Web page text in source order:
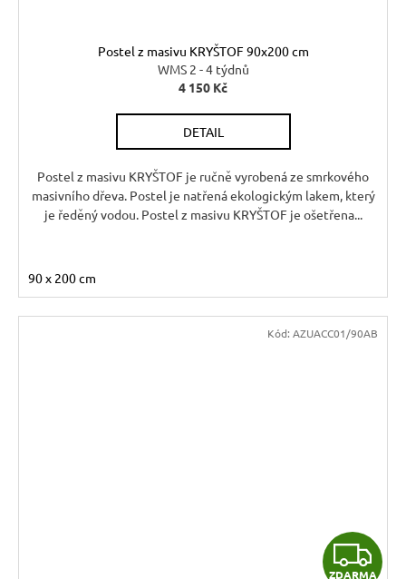
Postel z masivu KRYŠTOF 90x200 cm
WMS 2 - 4 týdnů
4 150 Kč
DETAIL
Postel z masivu KRYŠTOF je ručně vyrobená ze smrkového
masivního dřeva. Postel je natřená ekologickým lakem, který
je ředěný vodou. Postel z masivu KRYŠTOF je ošetřena...
90 x 200 cm
Z
ZDARMA
Kód: AZUACC01/90AB